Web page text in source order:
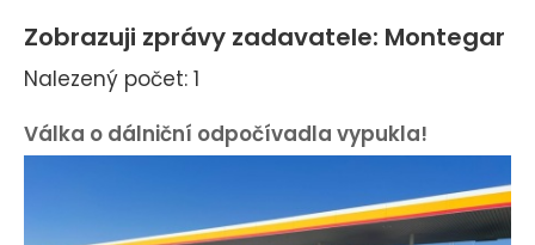
Zobrazuji zprávy zadavatele: Montegar
Nalezený počet: 1
Válka o dálniční odpočívadla vypukla!